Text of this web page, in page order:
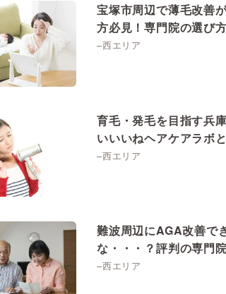
宝塚市周辺で薄毛改善
方必見！専門院の選び
–西エリア
育毛・発毛を目指す兵
いいいねヘアケアラボ
–西エリア
難波周辺にAGA改善で
な・・・？評判の専門
–西エリア